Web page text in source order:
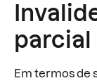
parcial
Em termos de